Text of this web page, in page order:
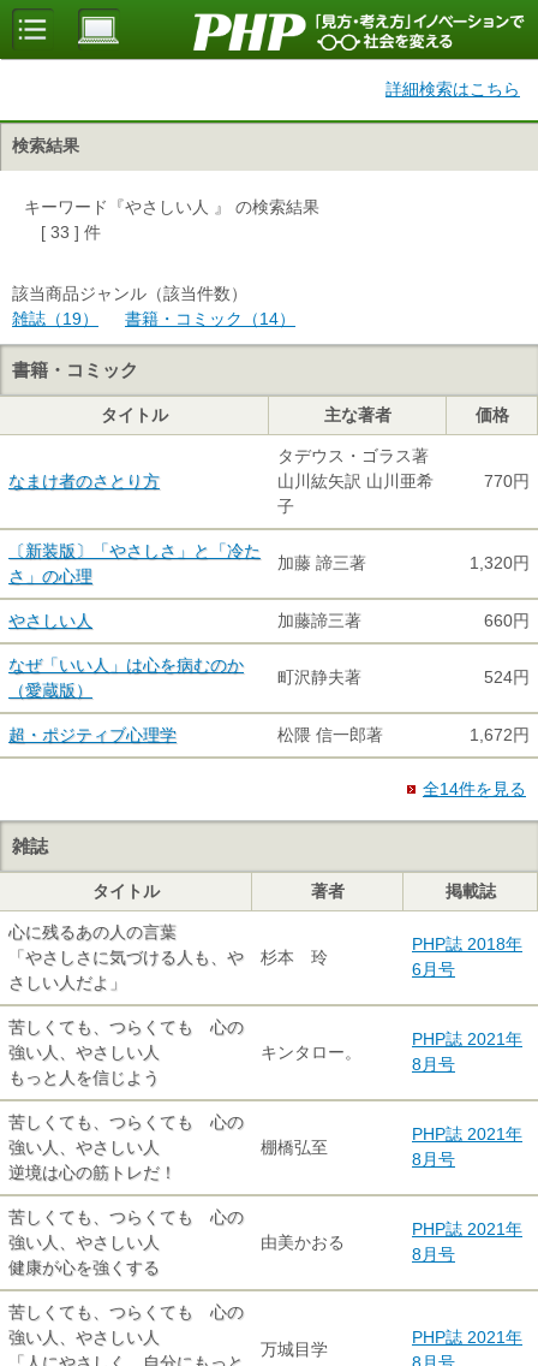
詳細検索はこちら
検索結果
キーワード『やさしい人 』 の検索結果
[ 33 ] 件
該当商品ジャンル（該当件数）
雑誌（19）
書籍・コミック（14）
書籍・コミック
タイトル 主な著者 価格
なまけ者のさとり方
タデウス・ゴラス著
山川紘矢訳 山川亜希
子
770円
〔新装版〕「やさしさ」と「冷た
さ」の心理
加藤 諦三著 1,320円
やさしい人 加藤諦三著 660円
なぜ「いい人」は心を病むのか
（愛蔵版）
町沢静夫著 524円
超・ポジティブ心理学 松隈 信一郎著 1,672円
全14件を見る
雑誌
タイトル 著者 掲載誌
心に残るあの人の言葉
「やさしさに気づける人も、や
さしい人だよ」
杉本 玲
PHP誌 2018年
6月号
苦しくても、つらくても 心の
強い人、やさしい人
もっと人を信じよう
キンタロー。
PHP誌 2021年
8月号
苦しくても、つらくても 心の
強い人、やさしい人
逆境は心の筋トレだ！
棚橋弘至
PHP誌 2021年
8月号
苦しくても、つらくても 心の
強い人、やさしい人
健康が心を強くする
由美かおる
PHP誌 2021年
8月号
苦しくても、つらくても 心の
強い人、やさしい人
万城目学
PHP誌 2021年